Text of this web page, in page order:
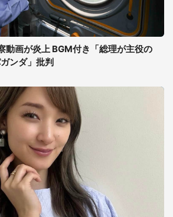
動画が炎上 BGM付き「総理が主役の
ンダ」批判